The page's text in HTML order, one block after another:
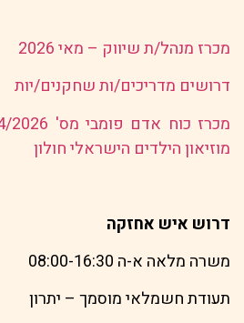
מכרז מנהל/ת שיווק – מאי 2026
דרושים מדריכים/ות שחקנים/יות
מוזיאון הילדים הישראלי חולון
דרוש איש אחזקה
משרה מלאה א-ה 08:00-16:30
תעודת חשמלאי מוסמך – יתרון